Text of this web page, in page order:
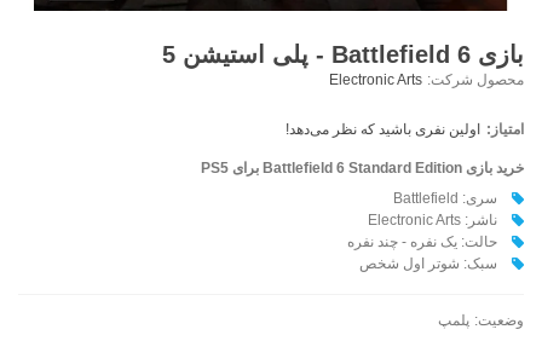
بازی Battlefield 6 - پلی استیشن 5
محصول شرکت: Electronic Arts
امتیاز: اولین نفری باشید که نظر می‌دهد!
خرید بازی Battlefield 6 Standard Edition برای PS5
سری: Battlefield
ناشر: Electronic Arts
حالت: یک نفره - چند نفره
سبک: شوتر اول شخص
وضعیت: پلمپ